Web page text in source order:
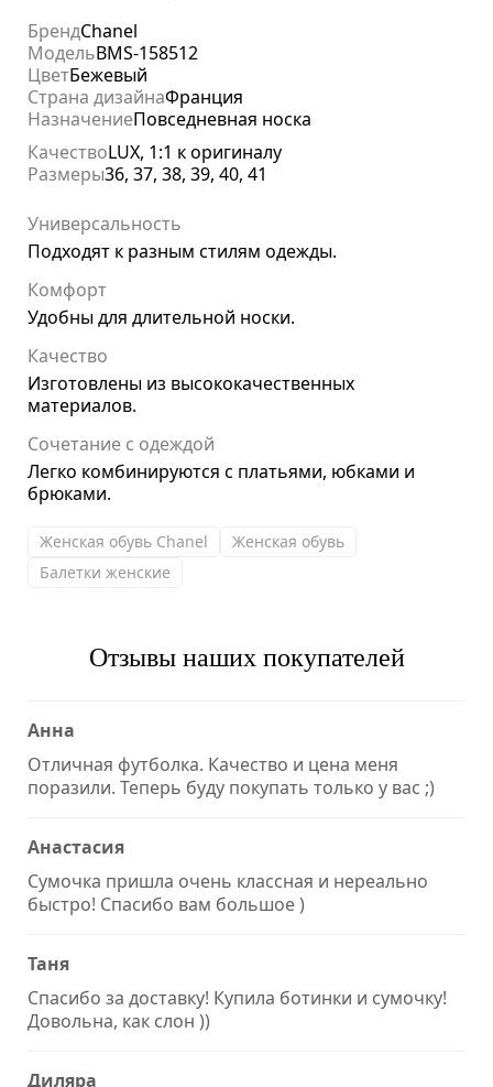
БрендChanel
МодельBMS-158512
ЦветБежевый
Страна дизайнаФранция
НазначениеПовседневная носка
КачествоLUX, 1:1 к оригиналу
Размеры36, 37, 38, 39, 40, 41
Универсальность
Подходят к разным стилям одежды.
Комфорт
Удобны для длительной носки.
Качество
Изготовлены из высококачественных
материалов.
Сочетание с одеждой
Легко комбинируются с платьями, юбками и
брюками.
Женская обувь Chanel
Женская обувь
Балетки женские
Отзывы наших покупателей
Анна
Отличная футболка. Качество и цена меня
поразили. Теперь буду покупать только у вас ;)
Анастасия
Сумочка пришла очень классная и нереально
быстро! Спасибо вам большое )
Таня
Спасибо за доставку! Купила ботинки и сумочку!
Довольна, как слон ))
Диляра